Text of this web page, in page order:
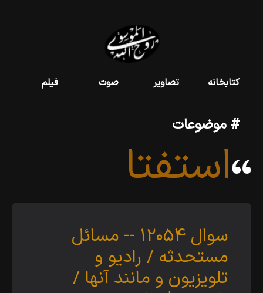
کتابخانه تصاویر صوت فیلم
# موضوعات
استفتا
سوال ۱۲۰۵۴ --
مسائل
مستحدثه / راديو و
تلويزيون و مانند آن‏ها /